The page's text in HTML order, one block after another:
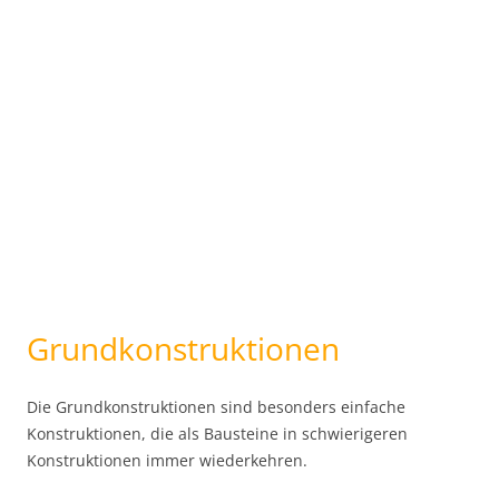
Grundkonstruktionen
Die Grundkonstruktionen sind besonders einfache
Konstruktionen, die als Bausteine in schwierigeren
Konstruktionen immer wiederkehren.